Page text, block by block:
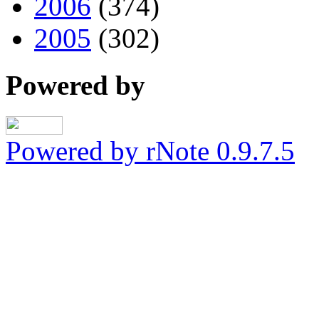
2005 (302)
Powered by
Powered by rNote 0.9.7.5